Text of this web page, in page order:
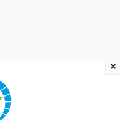
×